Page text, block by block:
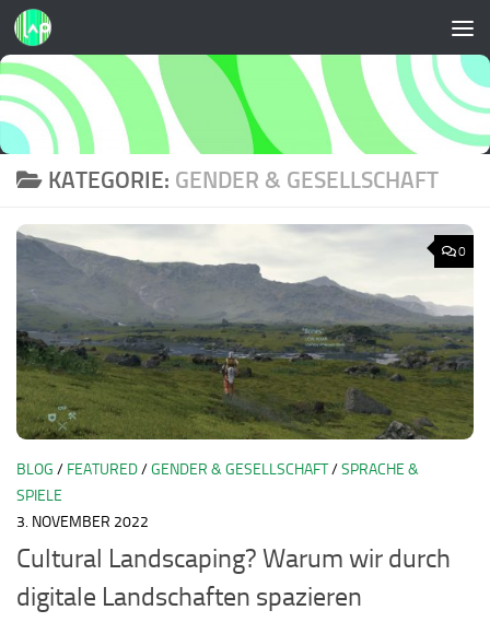
Zum Inhalt springen
KATEGORIE: GENDER & GESELLSCHAFT
0
BLOG / FEATURED/GENDER & GESELLSCHAFT/SPRACHE &
SPIELE
3. NOVEMBER 2022
Cultural Landscaping? Warum wir durch
digitale Landschaften spazieren